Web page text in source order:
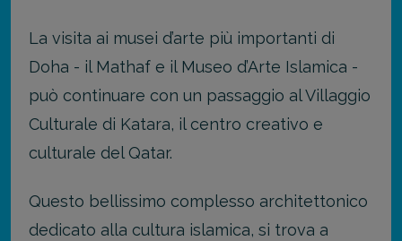
La visita ai musei d’arte più importanti di
Doha - il Mathaf e il Museo d’Arte Islamica -
può continuare con un passaggio al Villaggio
Culturale di Katara, il centro creativo e
culturale del Qatar.
Questo bellissimo complesso architettonico
dedicato alla cultura islamica, si trova a